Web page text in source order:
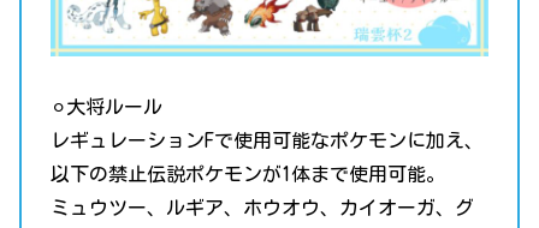
⚪︎大将ルール
レギュレーションFで使用可能なポケモンに加え、
以下の禁止伝説ポケモンが1体まで使用可能。
ミュウツー、ルギア、ホウオウ、カイオーガ、グ